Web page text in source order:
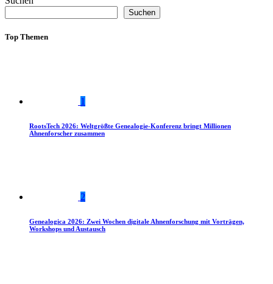
Suchen
Top Themen
1
RootsTech 2026: Weltgrößte Genealogie-Konferenz bringt Millionen
Ahnenforscher zusammen
2
Genealogica 2026: Zwei Wochen digitale Ahnenforschung mit Vorträgen,
Workshops und Austausch